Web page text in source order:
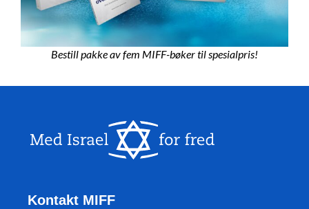
Bestill pakke av fem MIFF-bøker til spesialpris!
Kontakt MIFF